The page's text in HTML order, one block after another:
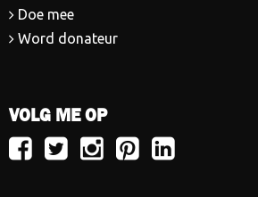
Doe mee
Word donateur
VOLG ME OP
VolgVolgVolgVolgVolg